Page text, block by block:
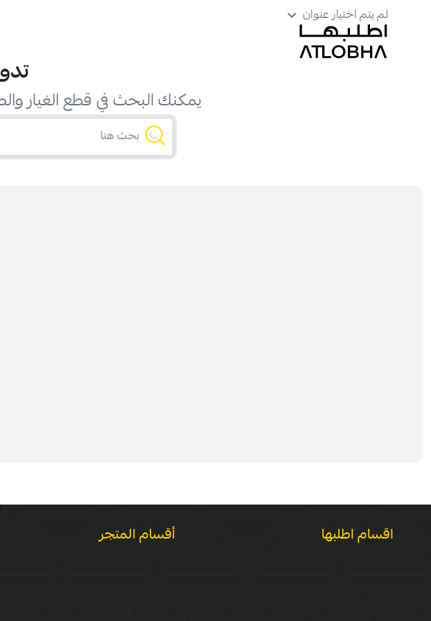
لم يتم اختيار عنوان
يمكنك البحث في قطع الغيار
اقسام اطلبها أقسام المتجر